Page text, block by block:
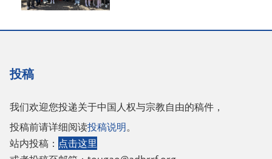
投稿
我们欢迎您投递关于中国人权与宗教自由的稿件，
投稿前请详细阅读投稿说明。
站内投稿： 点击这里